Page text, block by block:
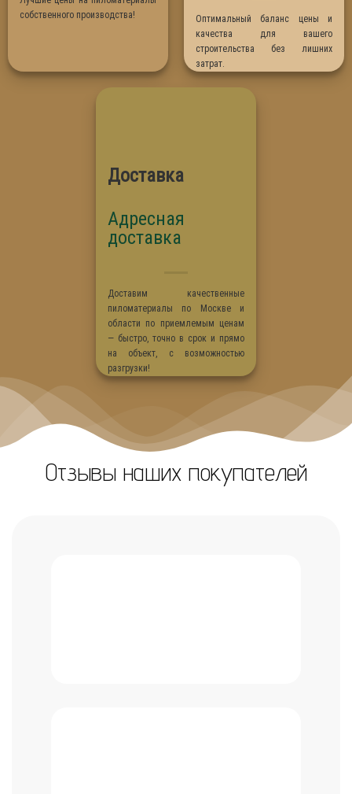
собственного производства!
Оптимальный баланс цены и
качества для вашего
строительства без лишних
затрат.
Доставка
Адресная
доставка
Доставим качественные
пиломатериалы по Москве и
области по приемлемым ценам
— быстро, точно в срок и прямо
на объект, с возможностью
разгрузки!
Отзывы наших покупателей